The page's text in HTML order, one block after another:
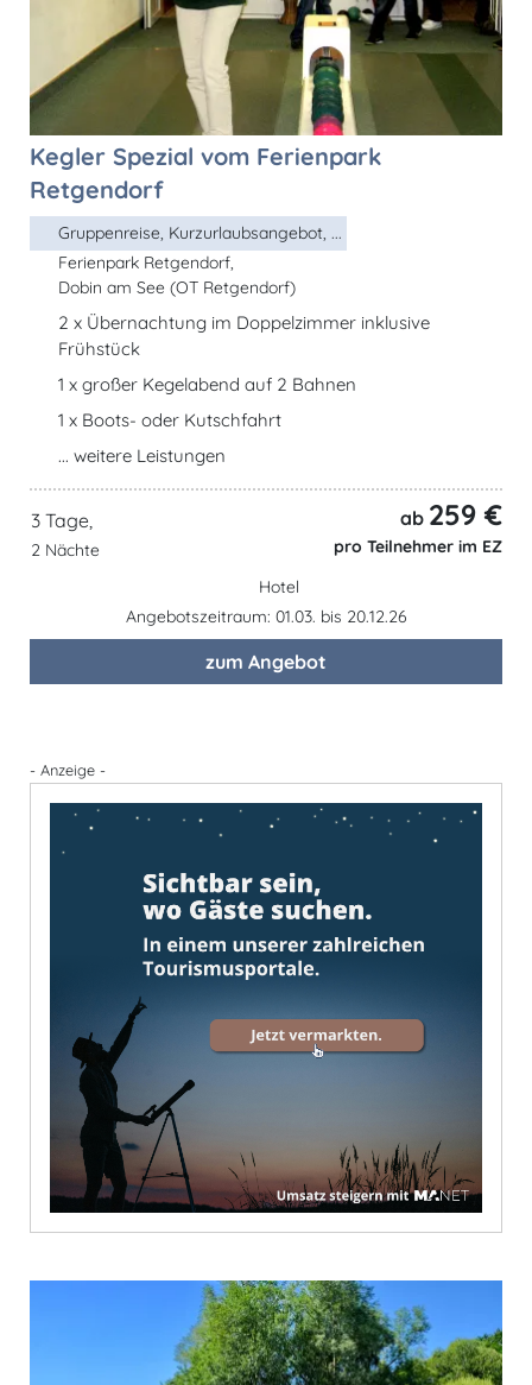
Kegler Spezial vom Ferienpark
Retgendorf
Gruppenreise, Kurzurlaubsangebot, ...
Ferienpark Retgendorf,
Dobin am See (OT Retgendorf)
2 x Übernachtung im Doppelzimmer inklusive
Frühstück
1 x großer Kegelabend auf 2 Bahnen
1 x Boots- oder Kutschfahrt
... weitere Leistungen
3 Tage,
2 Nächte
ab 259 €
pro Teilnehmer im EZ
Hotel
Angebotszeitraum: 01.03. bis 20.12.26
zum Angebot
- Anzeige -